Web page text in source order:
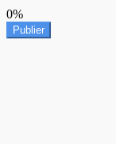
0%
Publier